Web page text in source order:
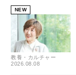
NEW
教養・カルチャー
2026.08.08